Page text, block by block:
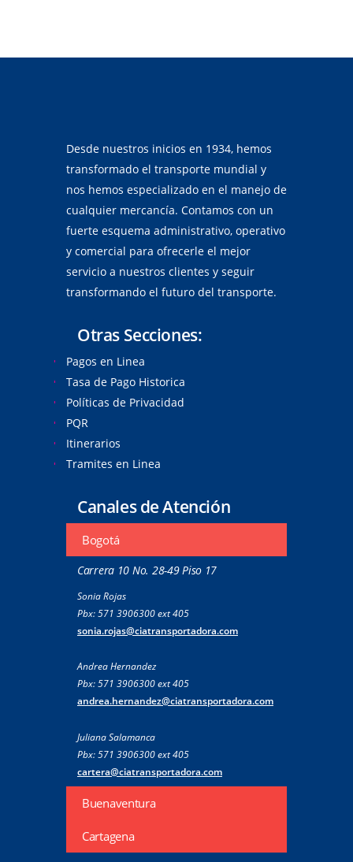
Desde nuestros inicios en 1934, hemos
transformado el transporte mundial y
nos hemos especializado en el manejo de
cualquier mercancía. Contamos con un
fuerte esquema administrativo, operativo
y comercial para ofrecerle el mejor
servicio a nuestros clientes y seguir
transformando el futuro del transporte.
Otras Secciones:
Pagos en Linea
Tasa de Pago Historica
Políticas de Privacidad
PQR
Itinerarios
Tramites en Linea
Canales de Atención
Bogotá
Carrera 10 No. 28-49 Piso 17
Sonia Rojas
Pbx: 571 3906300 ext 405
sonia.rojas@ciatransportadora.com
Andrea Hernandez
Pbx: 571 3906300 ext 405
andrea.hernandez@ciatransportadora.com
Juliana Salamanca
Pbx: 571 3906300 ext 405
cartera@ciatransportadora.com
Buenaventura
Cartagena